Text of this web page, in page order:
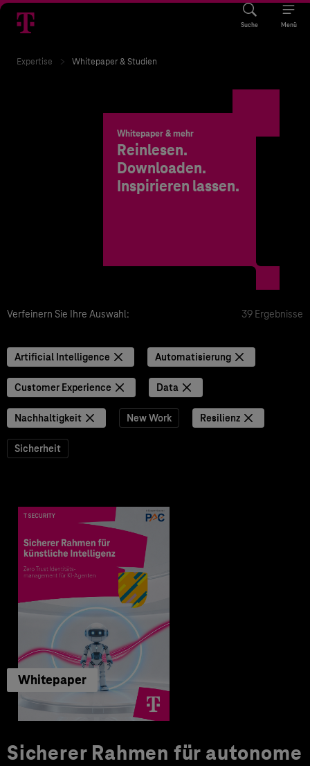
Suche Menü
Expertise Whitepaper & Studien
Whitepaper & mehr
Reinlesen.
Downloaden.
Inspirieren lassen.
Verfeinern Sie Ihre Auswahl: 39 Ergebnisse
Artificial Intelligence Automatisierung
Customer Experience Data
Nachhaltigkeit New Work Resilienz
Sicherheit
Whitepaper
Sicherer Rahmen für autonome